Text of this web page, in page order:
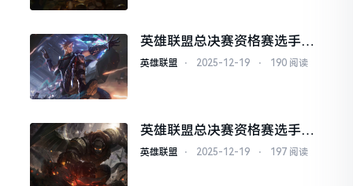
英雄联盟总决赛资格赛选手技
术细节打磨
英雄联盟 ⋅ 2025-12-19 ⋅ 190 阅读
英雄联盟总决赛资格赛选手家
庭支持成为动力
英雄联盟 ⋅ 2025-12-19 ⋅ 197 阅读